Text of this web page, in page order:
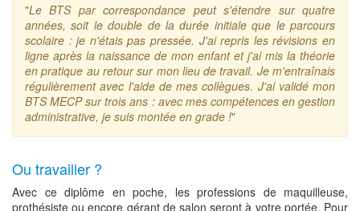
"Le BTS par correspondance peut s'étendre sur quatre
années, soit le double de la durée initiale que le parcours
scolaire : je n'étais pas pressée. J'ai repris les révisions en
ligne après la naissance de mon enfant et j'ai mis la théorie
en pratique au retour sur mon lieu de travail. Je m'entraînais
régulièrement avec l'aide de mes collègues. J'ai validé mon
BTS MECP sur trois ans : avec mes compétences en gestion
administrative, je suis montée en grade !"
Ou travailler ?
Avec ce diplôme en poche, les professions de maquilleuse,
prothésiste ou encore gérant de salon seront à votre portée. Pour